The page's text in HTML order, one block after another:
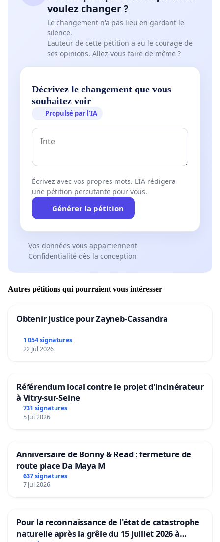
voulez changer ?
Le changement n'a pas lieu en gardant le
silence.
L'auteur de cette pétition a eu le courage de
ses opinions. Allez-vous faire de même ?
Décrivez le changement que vous
souhaitez voir
Propulsé par l’IA
Écrivez avec vos propres mots. L’IA rédigera
une pétition percutante pour vous.
Générer la pétition
Vos données vous appartiennent
Confidentialité dès la conception
Autres pétitions qui pourraient vous intéresser
Obtenir justice pour Zayneb-Cassandra
1 054 signatures
22 Jul 2026
Référendum local contre le projet d'incinérateur
à Vitry-sur-Seine
731 signatures
5 Jul 2026
Anniversaire de Bonny & Read : fermeture de
route place Da Maya M
637 signatures
7 Jul 2026
Pour la reconnaissance de l'état de catastrophe
naturelle après la grêle du 15 juillet 2026 à